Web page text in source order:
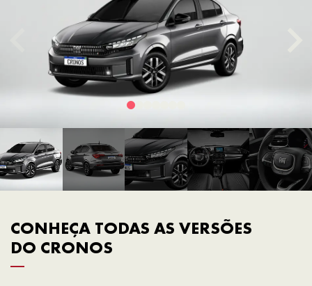
CONHEÇA TODAS AS VERSÕES
DO CRONOS